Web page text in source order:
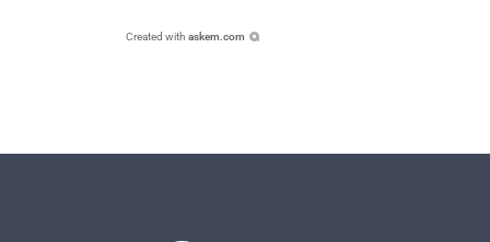
Created with askem.com